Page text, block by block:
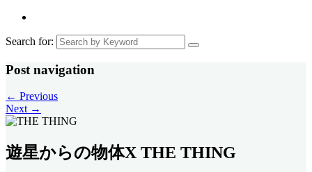
Search for:
Post navigation
← Previous
Next →
遊星からの物体X THE THING